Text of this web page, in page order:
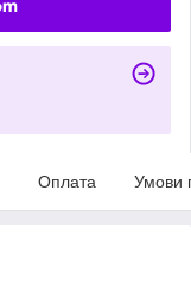
Оплата Умови